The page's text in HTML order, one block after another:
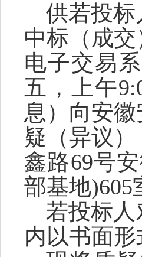
供若投标
中标（成
电子交易
五，上午
息）向安
疑（异议
鑫路69号
部基地)605
若投标
内以书面形